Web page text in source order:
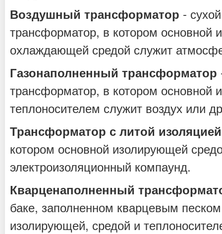
Воздушный трансформатор -
трансформатор, в котором основной
охлаждающей средой служит
Газонаполненный трансформатор
трансформатор, в котором основной
теплоносителем служит воздух или
Трансформатор с литой изоляцией
котором основной изолирующей
электроизоляционный компаунд.
Кварценаполненный
баке, заполненном кварцевым
изолирующей, средой и